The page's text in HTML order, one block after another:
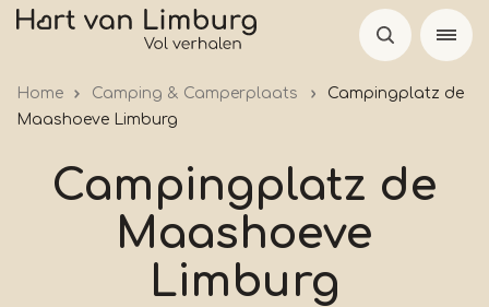
Skip
Home Camping & Camperplaats
Campingplatz de
Maashoeve Limburg
Campingplatz de
Maashoeve
Limburg